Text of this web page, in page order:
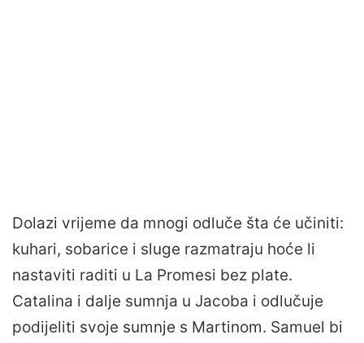
Dolazi vrijeme da mnogi odluče šta će učiniti:
kuhari, sobarice i sluge razmatraju hoće li
nastaviti raditi u La Promesi bez plate.
Catalina i dalje sumnja u Jacoba i odlučuje
podijeliti svoje sumnje s Martinom. Samuel bi